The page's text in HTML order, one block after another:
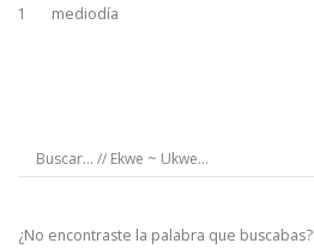
1
mediodía
¿No encontraste la palabra que buscabas?